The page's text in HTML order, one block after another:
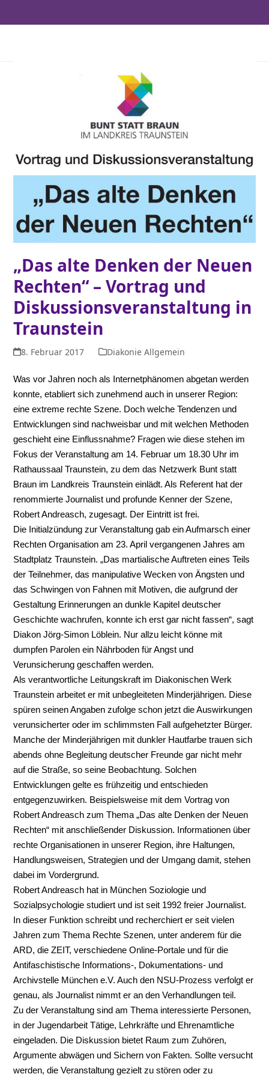
„Das alte Denken der Neuen
Rechten“ – Vortrag und
Diskussionsveranstaltung in
Traunstein
8. Februar 2017 Diakonie Allgemein
Was vor Jahren noch als Internetphänomen abgetan werden
konnte, etabliert sich zunehmend auch in unserer Region:
eine extreme rechte Szene. Doch welche Tendenzen und
Entwicklungen sind nachweisbar und mit welchen Methoden
geschieht eine Einflussnahme? Fragen wie diese stehen im
Fokus der Veranstaltung am 14. Februar um 18.30 Uhr im
Rathaussaal Traunstein, zu dem das Netzwerk Bunt statt
Braun im Landkreis Traunstein einlädt. Als Referent hat der
renommierte Journalist und profunde Kenner der Szene,
Robert Andreasch, zugesagt. Der Eintritt ist frei.
Die Initialzündung zur Veranstaltung gab ein Aufmarsch einer
Rechten Organisation am 23. April vergangenen Jahres am
Stadtplatz Traunstein. „Das martialische Auftreten eines Teils
der Teilnehmer, das manipulative Wecken von Ängsten und
das Schwingen von Fahnen mit Motiven, die aufgrund der
Gestaltung Erinnerungen an dunkle Kapitel deutscher
Geschichte wachrufen, konnte ich erst gar nicht fassen“, sagt
Diakon Jörg-Simon Löblein. Nur allzu leicht könne mit
dumpfen Parolen ein Nährboden für Angst und
Verunsicherung geschaffen werden.
Als verantwortliche Leitungskraft im Diakonischen Werk
Traunstein arbeitet er mit unbegleiteten Minderjährigen. Diese
spüren seinen Angaben zufolge schon jetzt die Auswirkungen
verunsicherter oder im schlimmsten Fall aufgehetzter Bürger.
Manche der Minderjährigen mit dunkler Hautfarbe trauen sich
abends ohne Begleitung deutscher Freunde gar nicht mehr
auf die Straße, so seine Beobachtung. Solchen
Entwicklungen gelte es frühzeitig und entschieden
entgegenzuwirken. Beispielsweise mit dem Vortrag von
Robert Andreasch zum Thema „Das alte Denken der Neuen
Rechten“ mit anschließender Diskussion. Informationen über
rechte Organisationen in unserer Region, ihre Haltungen,
Handlungsweisen, Strategien und der Umgang damit, stehen
dabei im Vordergrund.
Robert Andreasch hat in München Soziologie und
Sozialpsychologie studiert und ist seit 1992 freier Journalist.
In dieser Funktion schreibt und recherchiert er seit vielen
Jahren zum Thema Rechte Szenen, unter anderem für die
ARD, die ZEIT, verschiedene Online-Portale und für die
Antifaschistische Informations-, Dokumentations- und
Archivstelle München e.V. Auch den NSU-Prozess verfolgt er
genau, als Journalist nimmt er an den Verhandlungen teil.
Zu der Veranstaltung sind am Thema interessierte Personen,
in der Jugendarbeit Tätige, Lehrkräfte und Ehrenamtliche
eingeladen. Die Diskussion bietet Raum zum Zuhören,
Argumente abwägen und Sichern von Fakten. Sollte versucht
werden, die Veranstaltung gezielt zu stören oder zu